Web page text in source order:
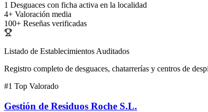
1 Desguaces con ficha activa en la localidad
4+ Valoración media
100+ Reseñas verificadas
Listado de Establecimientos Auditados
Registro completo de desguaces, chatarrerías y centros de
#1 Top Valorado
Gestión de Residuos Roche S.L.